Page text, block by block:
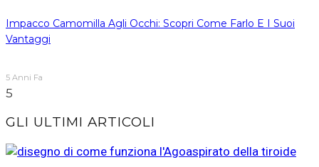
Impacco Camomilla Agli Occhi: Scopri Come Farlo E I Suoi
Vantaggi
5 Anni Fa
5
GLI ULTIMI ARTICOLI